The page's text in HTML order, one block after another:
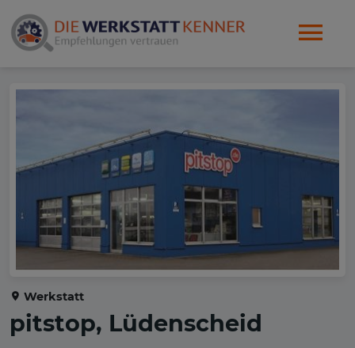
Werkstatt
pitstop, Lüdenscheid